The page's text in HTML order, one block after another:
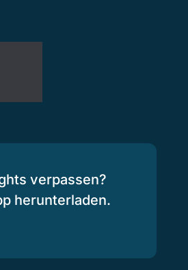
verpassen?
herunterladen.